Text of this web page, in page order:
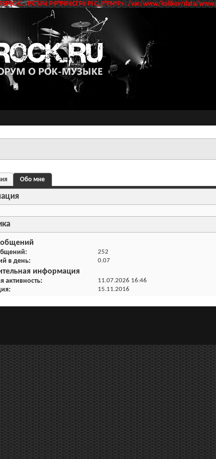
РїСЂРё Р·Р°РїРёСЃРё РІ С„Р°Р№Р»: /var/www/kulikov/data/
Обо мне
252
в день 0.07
информация
активность 11.07.2026 16:46
15.11.2016